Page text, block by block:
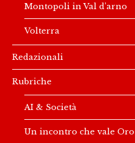
Montopoli in Val d’arno
Volterra
Redazionali
Rubriche
AI & Società
Un incontro che vale Oro